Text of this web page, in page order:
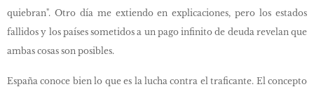
quiebran". Otro día me extiendo en explicaciones, pero los estados
fallidos y los países sometidos a un pago infinito de deuda revelan que
ambas cosas son posibles.
España conoce bien lo que es la lucha contra el traficante. El concepto